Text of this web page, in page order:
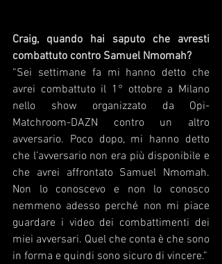
Craig, quando hai saputo che avresti
combattuto contro Samuel Nmomah?
“Sei settimane fa mi hanno detto che
avrei combattuto il 1° ottobre a Milano
nello show organizzato da Opi-
Matchroom-DAZN contro un altro
avversario. Poco dopo, mi hanno detto
che l’avversario non era più disponibile e
che avrei affrontato Samuel Nmomah.
Non lo conoscevo e non lo conosco
nemmeno adesso perché non mi piace
guardare i video dei combattimenti dei
miei avversari. Quel che conta è che sono
in forma e quindi sono sicuro di vincere.”